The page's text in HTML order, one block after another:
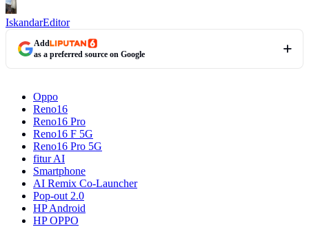
IskandarEditor
Add
as a preferred source on Google
Oppo
Reno16
Reno16 Pro
Reno16 F 5G
Reno16 Pro 5G
fitur AI
Smartphone
AI Remix Co-Launcher
Pop-out 2.0
HP Android
HP OPPO